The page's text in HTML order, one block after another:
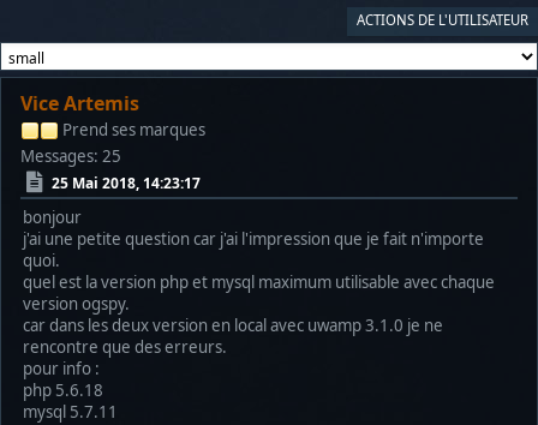
ACTIONS DE L'UTILISATEUR
Vice Artemis
Prend ses marques
Messages: 25
25 Mai 2018, 14:23:17
bonjour
j'ai une petite question car j'ai l'impression que je fait n'importe
quoi.
quel est la version php et mysql maximum utilisable avec chaque
version ogspy.
car dans les deux version en local avec uwamp 3.1.0 je ne
rencontre que des erreurs.
pour info :
php 5.6.18
mysql 5.7.11